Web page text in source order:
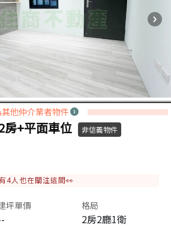
其他仲介業者物件
房+平面車位 非信義物件
有4人也在關注這間👀
坪單價 格局
2房2廳1衛